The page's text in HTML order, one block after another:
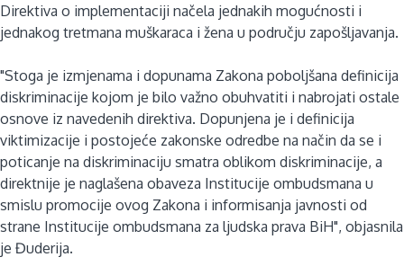
Direktiva o implementaciji načela jednakih mogućnosti i
jednakog tretmana muškaraca i žena u području zapošljavanja.
"Stoga je izmjenama i dopunama Zakona poboljšana definicija
diskriminacije kojom je bilo važno obuhvatiti i nabrojati ostale
osnove iz navedenih direktiva. Dopunjena je i definicija
viktimizacije i postojeće zakonske odredbe na način da se i
poticanje na diskriminaciju smatra oblikom diskriminacije, a
direktnije je naglašena obaveza Institucije ombudsmana u
smislu promocije ovog Zakona i informisanja javnosti od
strane Institucije ombudsmana za ljudska prava BiH", objasnila
je Đuderija.